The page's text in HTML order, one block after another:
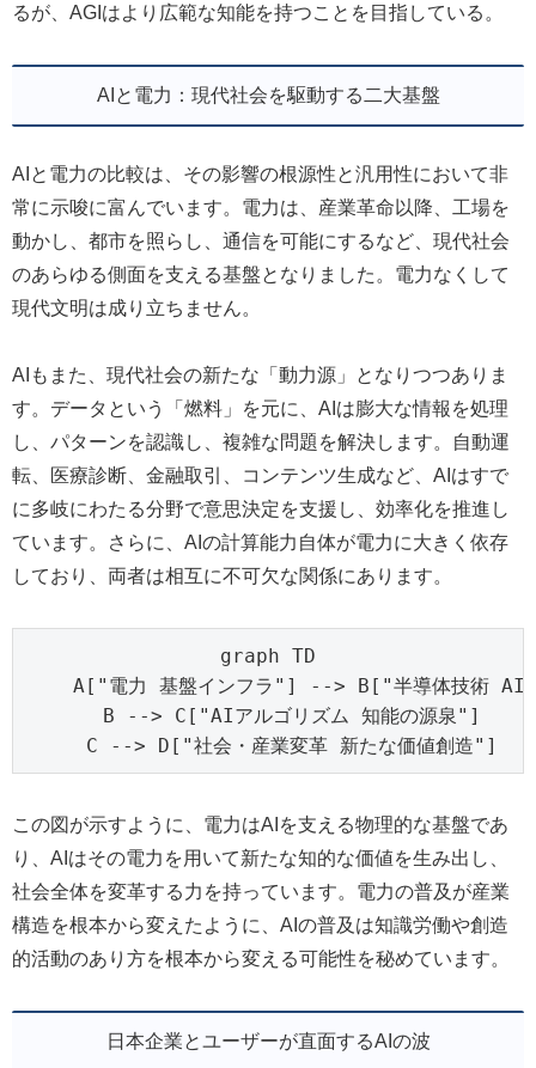
るが、AGIはより広範な知能を持つことを目指している。
AIと電力：現代社会を駆動する二大基盤
AIと電力の比較は、その影響の根源性と汎用性において非
常に示唆に富んでいます。電力は、産業革命以降、工場を
動かし、都市を照らし、通信を可能にするなど、現代社会
のあらゆる側面を支える基盤となりました。電力なくして
現代文明は成り立ちません。
AIもまた、現代社会の新たな「動力源」となりつつありま
す。データという「燃料」を元に、AIは膨大な情報を処理
し、パターンを認識し、複雑な問題を解決します。自動運
転、医療診断、金融取引、コンテンツ生成など、AIはすで
に多岐にわたる分野で意思決定を支援し、効率化を推進し
ています。さらに、AIの計算能力自体が電力に大きく依存
しており、両者は相互に不可欠な関係にあります。
graph TD
A["電力 基盤インフラ"] --> B["半導体技術 AI
    B --> C["AIアルゴリズム 知能の源泉"]
    C --> D["社会・産業変革 新たな価値創造"]
この図が示すように、電力はAIを支える物理的な基盤であ
り、AIはその電力を用いて新たな知的な価値を生み出し、
社会全体を変革する力を持っています。電力の普及が産業
構造を根本から変えたように、AIの普及は知識労働や創造
的活動のあり方を根本から変える可能性を秘めています。
日本企業とユーザーが直面するAIの波